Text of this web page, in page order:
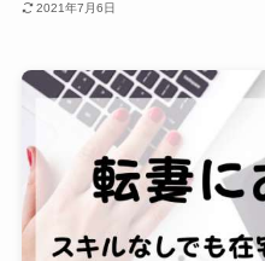
2021年7月6日